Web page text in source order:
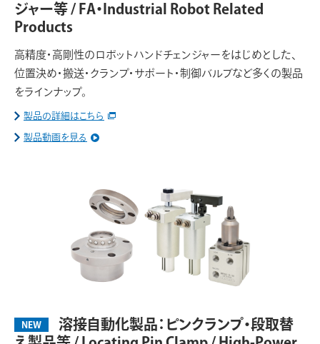
ジャー等 / FA・Industrial Robot Related
Products
高精度・高剛性のロボットハンドチェンジャーをはじめとした、
位置決め・搬送・クランプ・サポート・制御バルブなど多くの製品
をラインナップ。
製品の詳細はこちら
製品動画を見る
NEW
溶接自動化製品：ピンクランプ・段取替